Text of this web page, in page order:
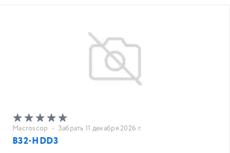
Macroscop • Забрать 11 декабря 2026 г.
B32-HDD3